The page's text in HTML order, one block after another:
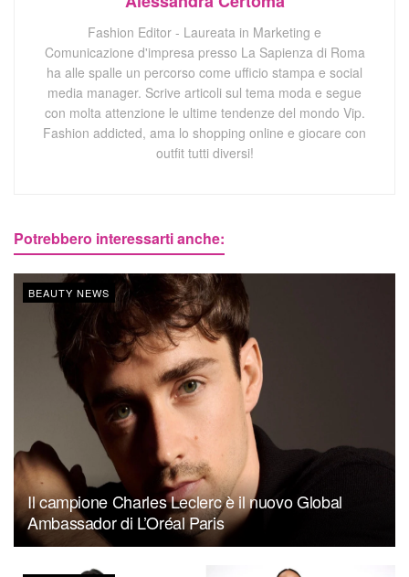
Fashion Editor - Laureata in Marketing e
Comunicazione d'impresa presso La Sapienza di Roma
ha alle spalle un percorso come ufficio stampa e social
media manager. Scrive articoli sul tema moda e segue
con molta attenzione le ultime tendenze del mondo Vip.
Fashion addicted, ama lo shopping online e giocare con
outfit tutti diversi!
Potrebbero interessarti anche:
BEAUTY NEWS
Il campione Charles Leclerc è il nuovo Global
Ambassador di L’Oréal Paris